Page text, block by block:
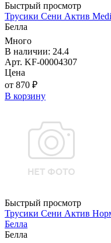
Быстрый просмотр
Трусики Сени Актив
Белла
Много
В наличии: 24.4
Арт. KF-00004307
Цена
от 870 ₽
В корзину
Быстрый просмотр
Трусики Сени Актив
Белла
Белла